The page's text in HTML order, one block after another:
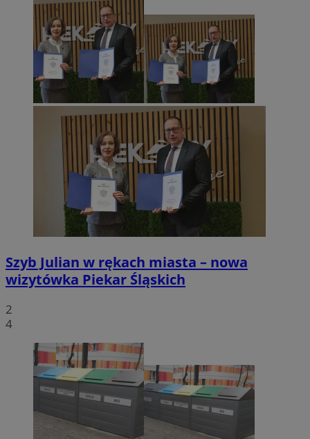
Szyb Julian w rękach miasta – nowa
wizytówka Piekar Śląskich
2
4